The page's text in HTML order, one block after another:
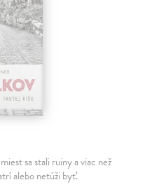
sa stali ruiny a viac než
alebo netúži byť.